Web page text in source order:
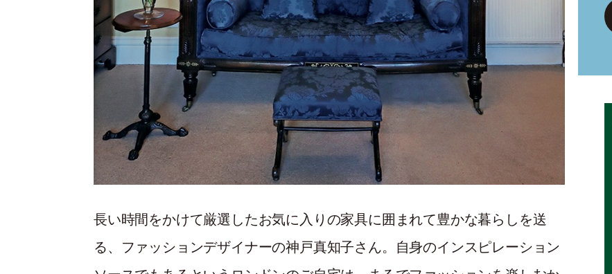
長い時間をかけて厳選したお気に入りの家具に囲まれて豊かな暮らしを送
る、ファッションデザイナーの神戸真知子さん。自身のインスピレーション